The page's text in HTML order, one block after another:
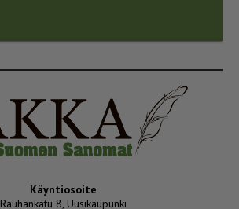
Käyntiosoite
Rauhankatu 8, Uusikaupunki